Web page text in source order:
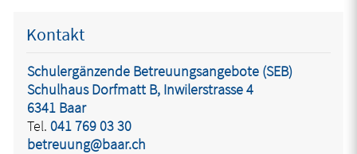
Kontakt
Schulergänzende Betreuungsangebote (SEB)
Schulhaus Dorfmatt B, Inwilerstrasse 4
6341 Baar
Tel. 041 769 03 30
betreuung@baar.ch